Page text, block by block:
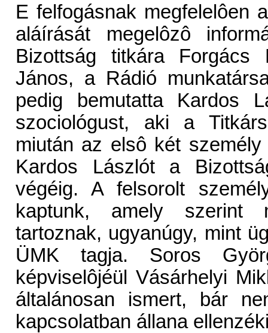
E felfogásnak megfelelôen
aláírását megelôzô
Bizottság titkára Forgács
János, a Rádió
pedig bemutatta Kardos
szociológust, aki a
miután az elsô két
Kardos Lászlót a
végéig. A felsorolt
kaptunk, amely szerint
tartoznak, ugyanúgy, mint
ÜMK tagja. Soros
képviselôjéül Vásárhelyi
általánosan ismert, bár
kapcsolatban állana